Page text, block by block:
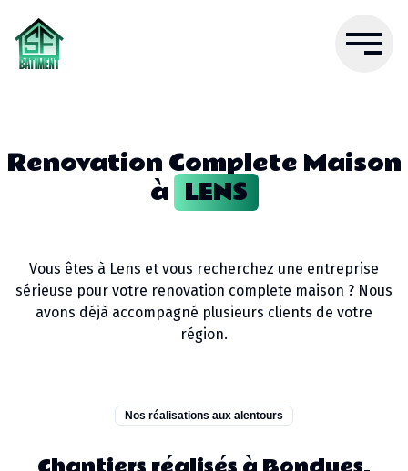
Renovation Complete Maison
à LENS
Vous êtes à Lens et vous recherchez une entreprise
sérieuse pour votre renovation complete maison ? Nous
avons déjà accompagné plusieurs clients de votre
région.
Nos réalisations aux alentours